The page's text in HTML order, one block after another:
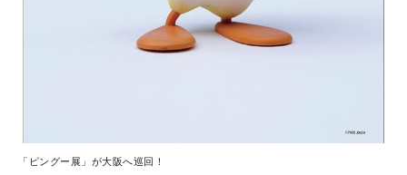
「ピングー展」が大阪へ巡回！